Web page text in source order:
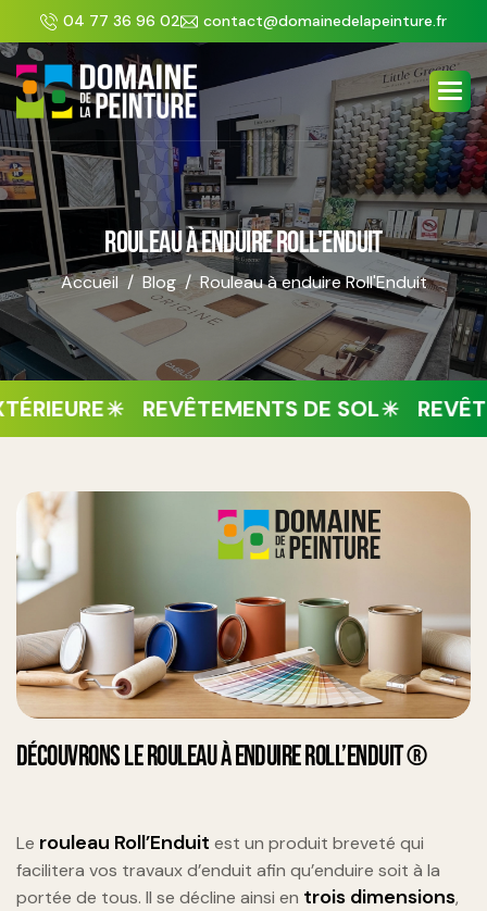
04 77 36 96 02 contact@domainedelapeinture.fr
ROULEAU À ENDUIRE ROLL'ENDUIT
Accueil Blog Rouleau à enduire Roll'Enduit
REVÊTEMENTS DE SOL
DÉCOUVRONS LE ROULEAU À ENDUIRE ROLL’ENDUIT ®
Le rouleau Roll’Enduit est un produit breveté qui
facilitera vos travaux d’enduit afin qu’enduire soit à la
portée de tous. Il se décline ainsi en trois dimensions,
Panneau de gestion des cookies